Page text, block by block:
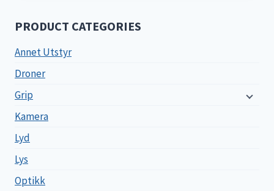
PRODUCT CATEGORIES
Annet Utstyr
Droner
Grip
Kamera
Lyd
Lys
Optikk